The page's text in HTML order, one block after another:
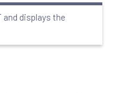
and displays the